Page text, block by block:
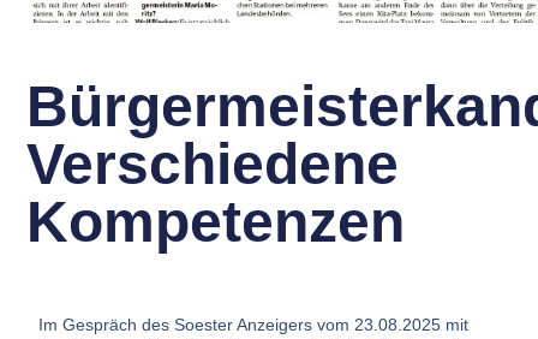
Verschiedene
Kompetenzen
Im Gespräch des Soester Anzeigers vom 23.08.2025 mit